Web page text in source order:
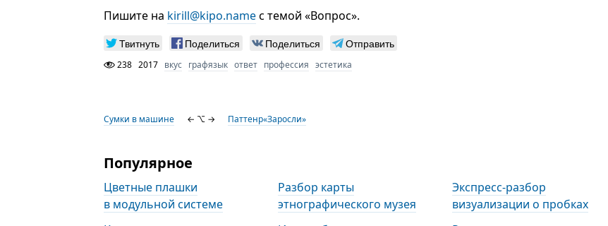
Пишите на kirill@kipo.nameс темой «Вопрос».
Твитнуть Поделиться Поделиться Отправить
238 2017 вкус графязык ответ профессия эстетика
Сумки в машине ← ⌥ → Паттенр«Заросли»
Популярное
Цветные плашки
в модульной системе
Разбор карты
этнографического музея
Экспресс-разбор
визуализации о пробках